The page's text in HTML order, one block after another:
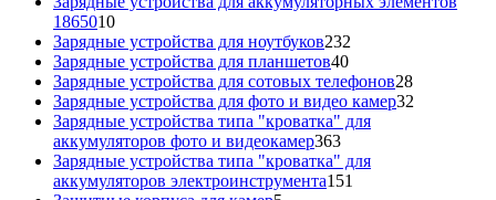
186501010
товаров
Зарядные устройства для ноутбуков232
Зарядные устройства для планшетов4040
товаров
Зарядные устройства для сотовых телефонов2828
товаров
Зарядные устройства для фото и видео камер32
Зарядные устройства типа "кроватка" для
аккумуляторов фото и видеокамер363363
товара
Зарядные устройства типа "кроватка" для
аккумуляторов электроинструмента151